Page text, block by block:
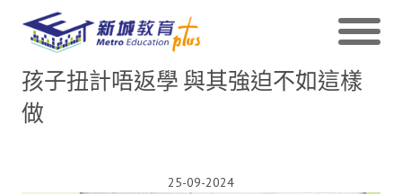
孩子扭計唔返學 與其強迫不如這樣
做
25-09-2024